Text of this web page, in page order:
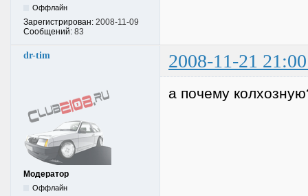
Оффлайн
Зарегистрирован: 2008-11-09
Сообщений: 83
dr-tim 2008-11-21
Модератор
Оффлайн
а почему